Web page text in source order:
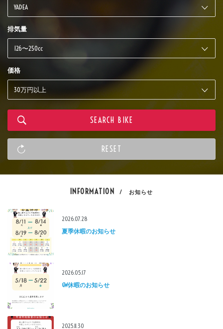
排気量
価格
INFORMATION / お知らせ
2026.07.28
夏季休暇のお知らせ
2026.05.17
GW休暇のお知らせ
2025.11.30